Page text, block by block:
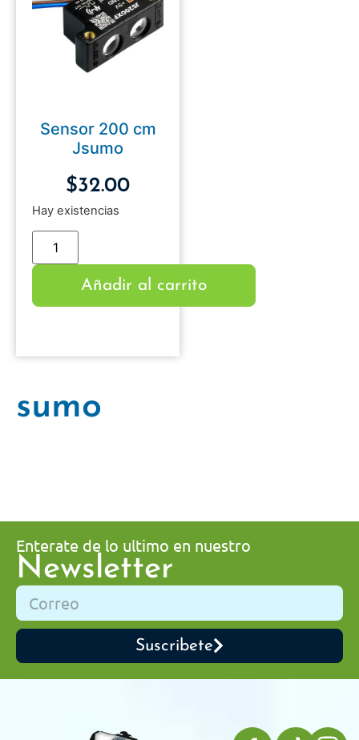
sumo
Sensor 200 cm
Jsumo
$32.00
Hay existencias
Añadir al carrito
Enterate de lo ultimo en nuestro
Newsletter
Suscribete